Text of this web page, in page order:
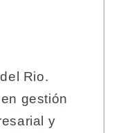
Rio.
gestión
y